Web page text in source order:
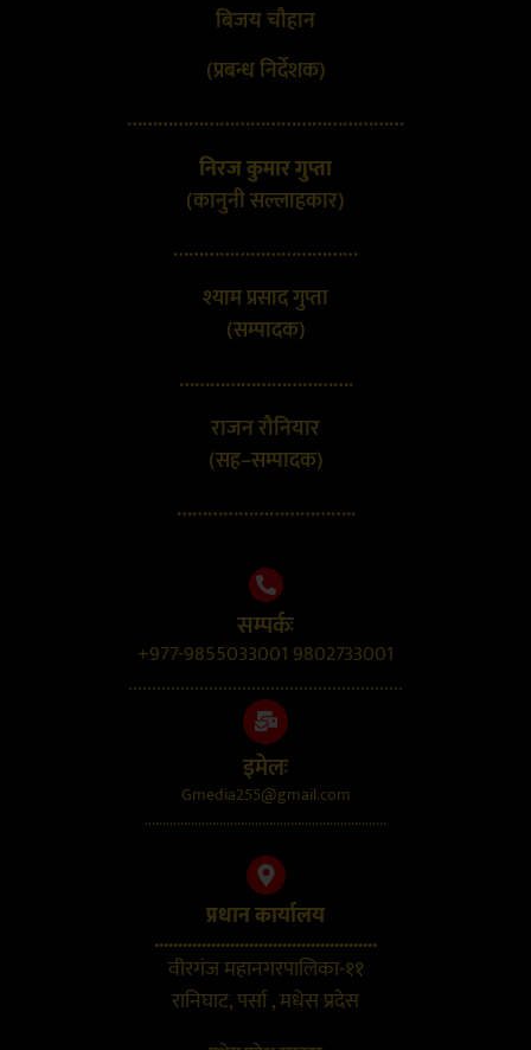
बिजय चौहान
(प्रबन्ध निर्देशक)
………………………………………………
निरज कुमार गुप्ता
(कानुनी सल्लाहकार)
………………………………
श्याम प्रसाद गुप्ता
(सम्पादक)
…………………………….
राजन रौनियार
(सह–सम्पादक)
……………………………..
सम्पर्कः
+977-9855033001 9802733001
..........................................................
इमेलः
Gmedia255@gmail.com
....................................................................
प्रधान कार्यालय
...............................................
वीरगंज महानगरपालिका-११
रानिघाट, पर्सा , मधेस प्रदेस